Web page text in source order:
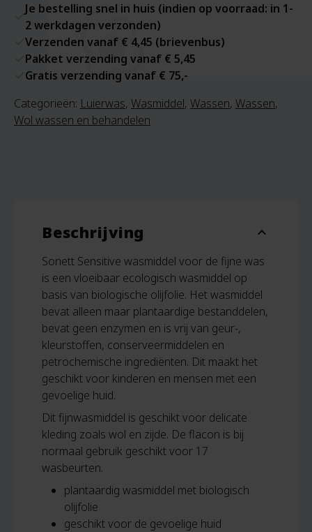
Je bestelling snel in huis (indien op voorraad: in 1-
2 werkdagen verzonden)
Verzenden vanaf € 4,45 (brievenbus)
Pakket verzending vanaf € 5,45
Gratis verzending vanaf € 75,-
Categorieën: Luierwas, Wasmiddel, Wassen, Wassen,
Wol wassen en behandelen
Beschrijving expand_more
Sonett Sensitive wasmiddel voor de fijne was
is een vloeibaar ecologisch wasmiddel op
basis van biologische olijfolie. Het wasmiddel
bevat alleen maar plantaardige bestanddelen,
bevat geen enzymen en is vrij van geur-,
kleurstoffen, conserveermiddelen en
petrochemische ingrediënten. Dit maakt het
geschikt voor kinderen en mensen met een
gevoelige huid.
Dit fijnwasmiddel is geschikt voor delicate
kleding zoals wol en zijde. De flacon is bij
normaal gebruik geschikt voor 17
wasbeurten.
plantaardig wasmiddel met biologisch
olijfolie
geschikt voor de gevoelige huid